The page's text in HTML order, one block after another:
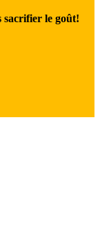
sacrifier le goût!